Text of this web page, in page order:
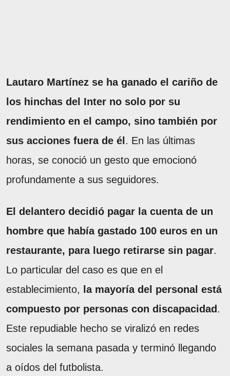
Lautaro Martínez se ha ganado el cariño de
los hinchas del Inter no solo por su
rendimiento en el campo, sino también por
sus acciones fuera de él . En las últimas
horas, se conoció un gesto que emocionó
profundamente a sus seguidores.
El delantero decidió pagar la cuenta de un
hombre que había gastado 100 euros en un
restaurante, para luego retirarse sin pagar.
Lo particular del caso es que en el
establecimiento,
la mayoría del personal está
compuesto por personas con discapacidad .
Este repudiable hecho se viralizó en redes
sociales la semana pasada y terminó llegando
a oídos del futbolista.